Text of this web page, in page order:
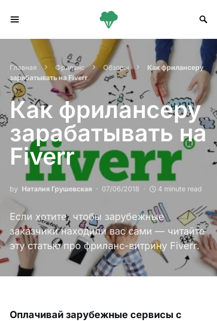
Главная Фриланс Обзоры
Как фрилансеру
зарабатывать на Fiverr
Как фрилансеру
зарабатывать на
Fiverr
by Наталия Грушевская 07/06/2018 4 minute read
Если хотите, чтобы зарубежные
заказчики находили вас сами — читайте
эту статью про фриланс-витрину Fiverr.
Оплачивай зарубежные сервисы с